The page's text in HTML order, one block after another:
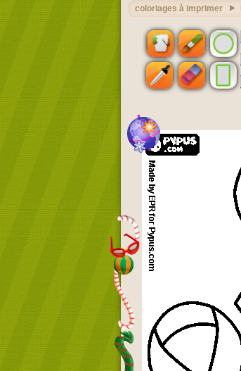
coloriages à imprimer